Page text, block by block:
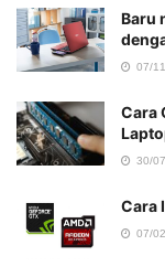
Baru
07/
Cara
30/
Cara
07/